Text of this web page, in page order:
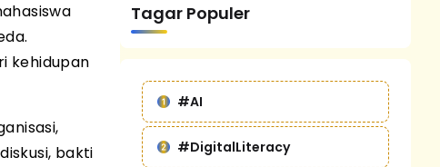
kehidupan
bakti
Tagar Populer
#AI
#DigitalLiteracy